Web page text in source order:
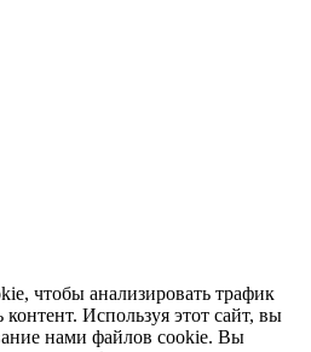
чтобы анализировать трафик
контент. Используя этот сайт, вы
нами файлов cookie. Вы